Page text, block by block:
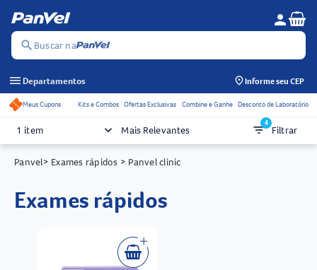
search Buscar na
Menu do
person
menu Departamentos Informe seu CEP
Acessos rápidos do cabeçalho
Meus Cupons Kits e Combos Ofertas Exclusivas Combine e Ganhe Desconto de Laboratório
1 item keyboard_arrow_down Mais Relevantes filter_list4
Filtrar
Panvel> Exames rápidos > Panvel clinic
exames rápidos